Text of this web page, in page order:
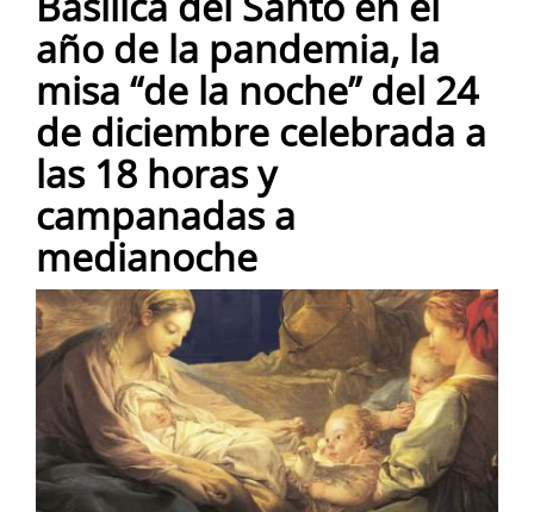
año de la pandemia, la
misa “de la noche” del 24
de diciembre celebrada a
las 18 horas y
campanadas a
medianoche